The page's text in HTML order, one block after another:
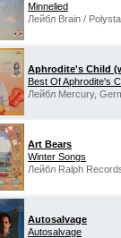
Minnelied
Лейбл Brain /
Aphrodite's Child
Best Of Aphrodite's
Лейбл Mercury,
Art Bears
Winter Songs
Лейбл Ralph
Autosalvage
Autosalvage